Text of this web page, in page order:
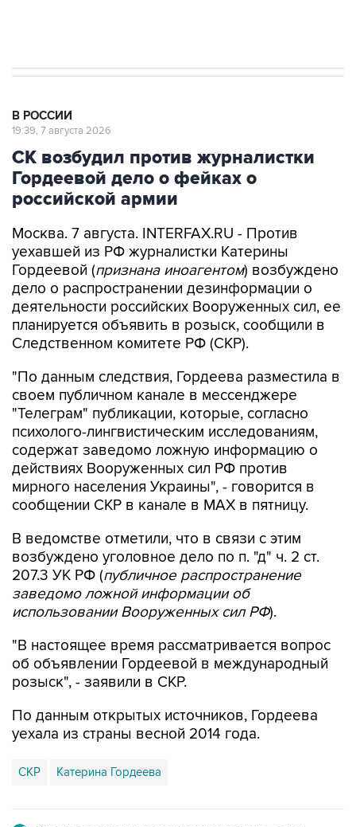
В РОССИИ
19:39, 7 августа 2026
СК возбудил против журналистки
Гордеевой дело о фейках о
российской армии
Москва. 7 августа. INTERFAX.RU - Против
уехавшей из РФ журналистки Катерины
Гордеевой (признана иноагентом) возбуждено
дело о распространении дезинформации о
деятельности российских Вооруженных сил, ее
планируется объявить в розыск, сообщили в
Следственном комитете РФ (СКР).
"По данным следствия, Гордеева разместила в
своем публичном канале в мессенджере
"Телеграм" публикации, которые, согласно
психолого-лингвистическим исследованиям,
содержат заведомо ложную информацию о
действиях Вооруженных сил РФ против
мирного населения Украины", - говорится в
сообщении СКР в канале в MAX в пятницу.
В ведомстве отметили, что в связи с этим
возбуждено уголовное дело по п. "д" ч. 2 ст.
207.3 УК РФ (публичное распространение
заведомо ложной информации об
использовании Вооруженных сил РФ).
"В настоящее время рассматривается вопрос
об объявлении Гордеевой в международный
розыск", - заявили в СКР.
По данным открытых источников, Гордеева
уехала из страны весной 2014 года.
СКР Катерина Гордеева